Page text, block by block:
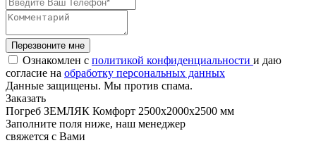
Перезвоните мне
Ознакомлен с политикой конфиденциальности и даю
согласие на обработку персональных данных
Данные защищены. Мы против спама.
Заказать
Погреб ЗЕМЛЯК Комфорт 2500x2000x2500 мм
Заполните поля ниже, наш менеджер
свяжется с Вами